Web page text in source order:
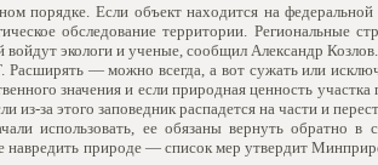
порядке. Если объект находится на
обследование территории. Региональные
войдут экологи и ученые, сообщил Александр Козлов.
— можно всегда, а вот сужать или
значения и если природная ценность
из-за этого заповедник распадется на части и
использовать, ее обязаны вернуть обратно в
навредить природе — список мер утвердит